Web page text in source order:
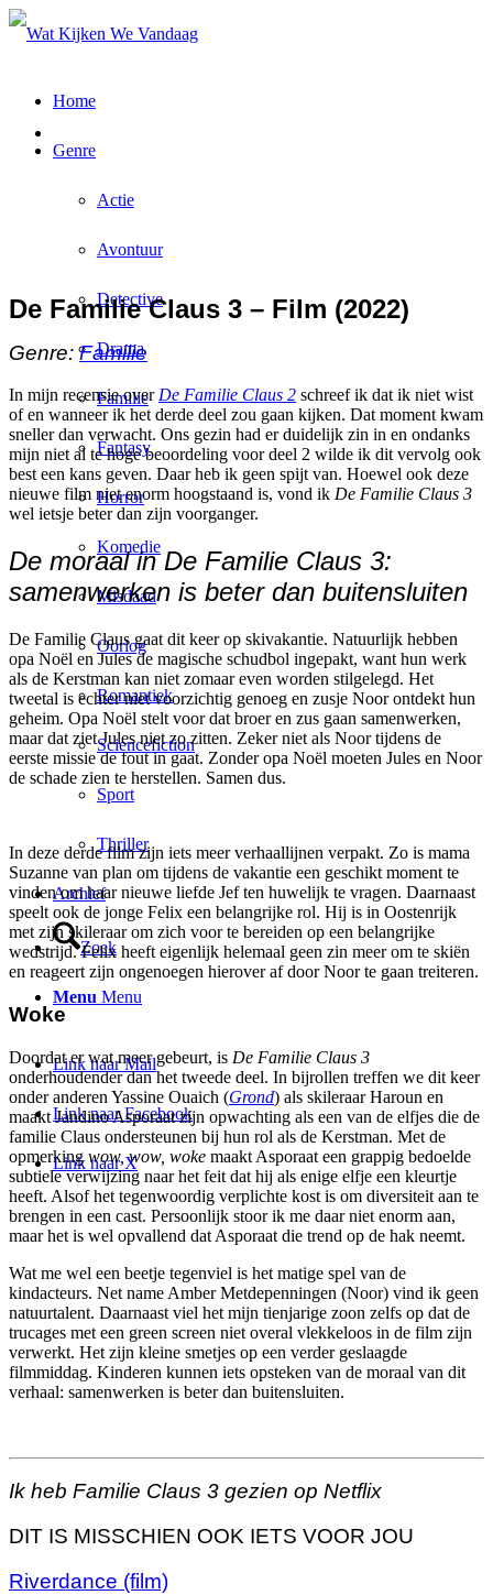
Home
Genre
Actie
Avontuur
Detective
Drama
Familie
Fantasy
Horror
Komedie
Misdaad
Oorlog
Romantiek
Sciencefiction
Sport
Thriller
Archief
Zoek
Menu Menu
Link naar Mail
Link naar Facebook
Link naar X
De Familie Claus 3 – Film (2022)
Genre:Familie
In mijn recensie overDe Familie Claus 2 schreef ik dat ik niet wist
of en wanneer ik het derde deel zou gaan kijken. Dat moment kwam
sneller dan verwacht. Ons gezin had er duidelijk zin in en ondanks
mijn niet al te hoge beoordeling voor deel 2 wilde ik dit vervolg ook
best een kans geven. Daar heb ik geen spijt van. Hoewel ook deze
nieuwe film niet enorm hoogstaand is, vond ik De Familie Claus 3
wel ietsje beter dan zijn voorganger.
De moraal in De Familie Claus 3:
samenwerken is beter dan buitensluiten
De Familie Claus gaat dit keer op skivakantie. Natuurlijk hebben
opa Noël en Jules de magische schudbol ingepakt, want hun werk
als de Kerstman kan niet zomaar even worden stilgelegd. Het
tweetal is echter niet voorzichtig genoeg en zusje Noor ontdekt hun
geheim. Opa Noël stelt voor dat broer en zus gaan samenwerken,
maar dat ziet Jules niet zo zitten. Zeker niet als Noor tijdens de
eerste missie de fout in gaat. Zonder opa Noël moeten Jules en Noor
de schade zien te herstellen. Samen dus.
In deze derde film zijn iets meer verhaallijnen verpakt. Zo is mama
Suzanne van plan om tijdens de vakantie een geschikt moment te
vinden om haar nieuwe liefde Jef ten huwelijk te vragen. Daarnaast
speelt ook de jonge Felix een belangrijke rol. Hij is in Oostenrijk
met zijn skileraar om zich voor te bereiden op een belangrijke
wedstrijd. Felix heeft eigenlijk helemaal geen zin meer om te skiën
en reageert zijn ongenoegen hierover af door Noor te gaan treiteren.
Woke
Doordat er wat meer gebeurt, is De Familie Claus 3
onderhoudender dan het tweede deel. In bijrollen treffen we dit keer
onder anderen Yassine Ouaich (Grond) als skileraar Haroun en
maakt Jandino Asporaat zijn opwachting als een van de elfjes die de
familie Claus ondersteunen bij hun rol als de Kerstman. Met de
opmerkingwow, wow, woke maakt Asporaat een grappig bedoelde
subtiele verwijzing naar het feit dat hij als enige elfje een kleurtje
heeft. Alsof het tegenwoordig verplichte kost is om diversiteit aan te
brengen in een cast. Persoonlijk stoor ik me daar niet enorm aan,
maar het is wel opvallend dat Asporaat die trend op de hak neemt.
Wat me wel een beetje tegenviel is het matige spel van de
kindacteurs. Net name Amber Metdepenningen (Noor) vind ik geen
natuurtalent. Daarnaast viel het mijn tienjarige zoon zelfs op dat de
trucages met een green screen niet overal vlekkeloos in de film zijn
verwerkt. Het zijn kleine smetjes op een verder geslaagde
filmmiddag. Kinderen kunnen iets opsteken van de moraal van dit
verhaal: samenwerken is beter dan buitensluiten.
Ik heb Familie Claus 3 gezien op Netflix
DIT IS MISSCHIEN OOK IETS VOOR JOU
Riverdance (film)